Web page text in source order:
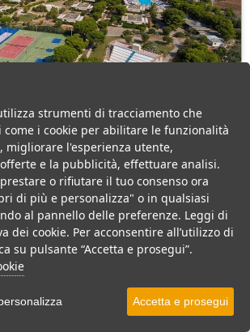
> Capitolo
dal verde e a pochi metri dal mare,
bambini e coppie di ogni età.
VEDI SU MAPPA
INFO STRUTTURA
strumenti di tracciamento che
come i cookie per abilitare le funzionalità
migliorare l'esperienza utente,
e la pubblicità, effettuare analisi.
o rifiutare il tuo consenso ora
di più e personalizza" o in qualsiasi
al pannello delle preferenze. Leggi di
dei cookie. Per acconsentire all’utilizzo di
su pulsante “Accetta e prosegui”.
Accetta e prosegui